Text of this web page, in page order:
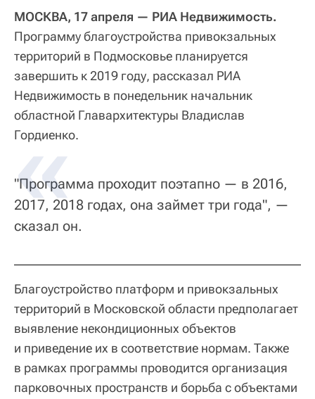
МОСКВА, 17 апреля — РИА Недвижимость.
Программу благоустройства привокзальных
территорий в Подмосковье планируется
завершить к 2019 году, рассказал РИА
Недвижимость в понедельник начальник
областной Главархитектуры Владислав
Гордиенко.
"Программа проходит поэтапно — в 2016,
2017, 2018 годах, она займет три года", —
сказал он.
Благоустройство платформ и привокзальных
территорий в Московской области предполагает
выявление некондиционных объектов
и приведение их в соответствие нормам. Также
в рамках программы проводится организация
парковочных пространств и борьба с объектами